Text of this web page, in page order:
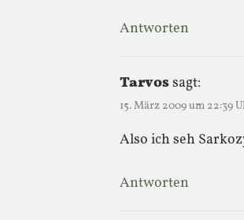
Antworten
Tarvossagt:
15. März 2009 um 22:39
Also ich seh
Antworten